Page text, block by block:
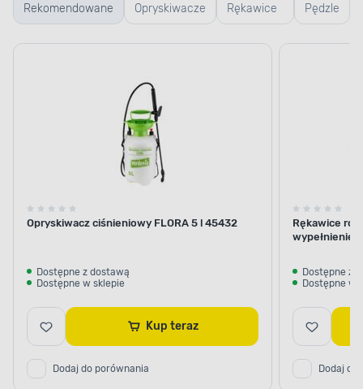
Rekomendowane Opryskiwacze
i akcesoria
Rękawice
robocze i
Pędzle
Opryskiwacz ciśnieniowy FLORA 5 l 45432
Dostępne z dostawą
Dostępne w sklepie
Kup teraz
Dodaj do porównania
Rękawice
wypełnienie
Dostępne z
Dostępne w
Dodaj do